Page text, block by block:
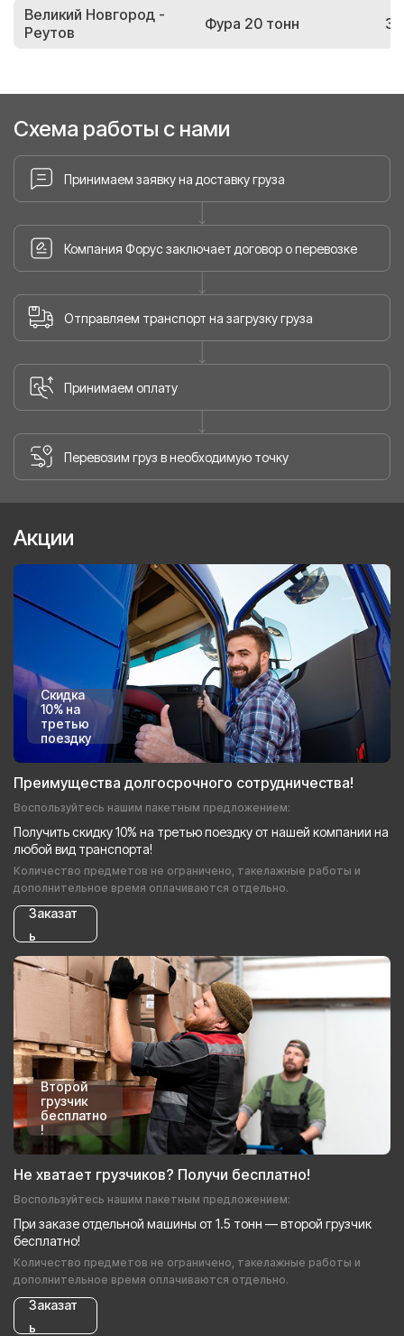
Великий Новгород -
Реутов
Фура 20 тонн
Схема работы с нами
Принимаем заявку на доставку груза
Компания Форус заключает договор о перевозке
Отправляем транспорт на загрузку груза
Принимаем оплату
Перевозим груз в необходимую точку
Акции
Скидка
10% на
третью
поездку
Преимущества долгосрочного сотрудничества!
Воспользуйтесь нашим пакетным предложением:
Получить скидку 10% на третью поездку от нашей компании на
любой вид транспорта!
Количество предметов не ограничено, такелажные работы и
дополнительное время оплачиваются отдельно.
Заказат
ь
Второй
грузчик
бесплатно
!
Не хватает грузчиков? Получи бесплатно!
Воспользуйтесь нашим пакетным предложением:
При заказе отдельной машины от 1.5 тонн — второй грузчик
бесплатно!
Количество предметов не ограничено, такелажные работы и
дополнительное время оплачиваются отдельно.
Заказат
ь